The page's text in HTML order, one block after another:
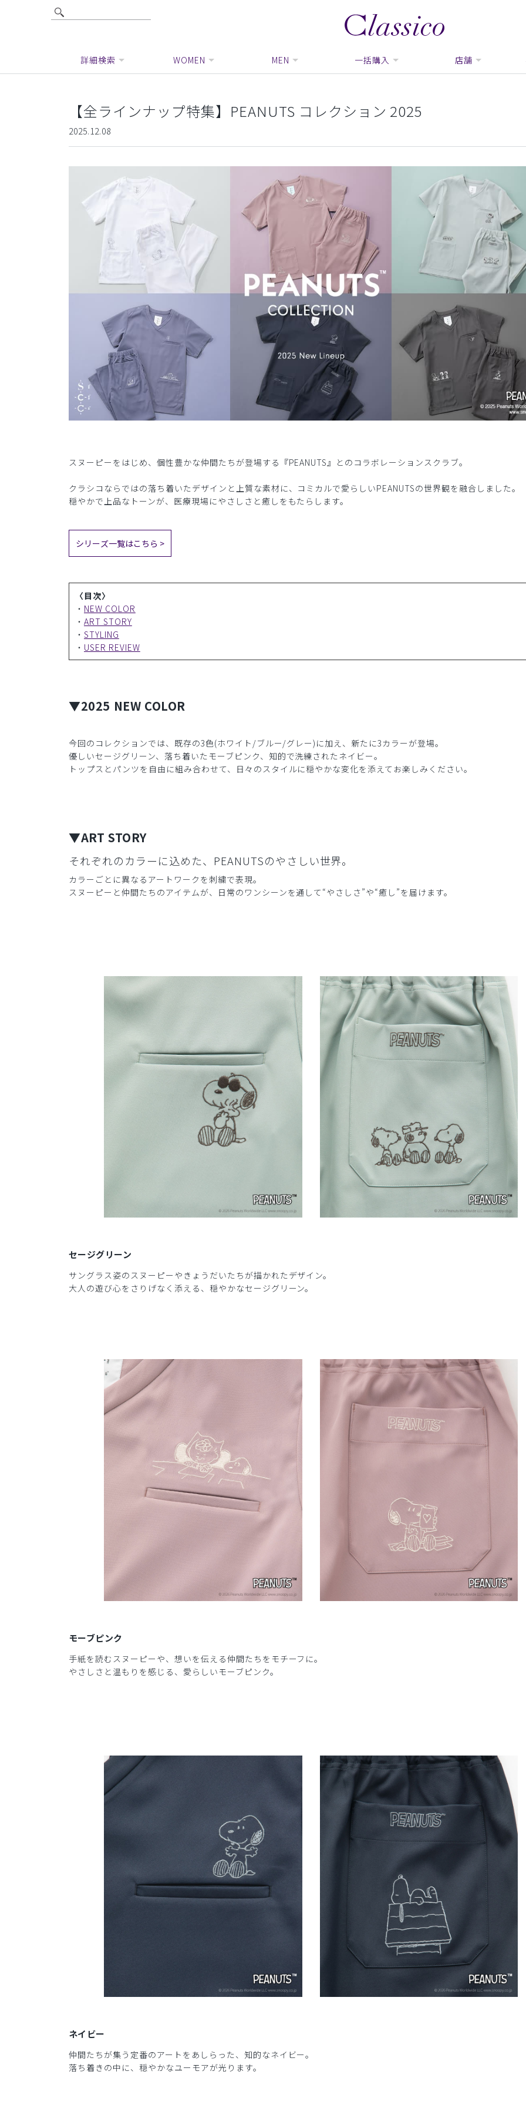
詳細検索 WOMEN MEN 一括購入 店舗
【全ラインナップ特集】PEANUTS コレクション 2025
2025.12.08
スヌーピーをはじめ、個性豊かな仲間たちが登場する『PEANUTS』とのコラボレーションスクラブ。
クラシコならではの落ち着いたデザインと上質な素材に、コミカルで愛らしいPEANUTSの世界観を融合しました。
穏やかで上品なトーンが、医療現場にやさしさと癒しをもたらします。
シリーズ一覧はこちら >
〈目次〉
・ NEW COLOR
・ ART STORY
・ STYLING
・ USER REVIEW
▼2025 NEW COLOR
今回のコレクションでは、既存の3色(ホワイト/ブルー/グレー)に加え、新たに3カラーが登場。
優しいセージグリーン、落ち着いたモーブピンク、知的で洗練されたネイビー。
トップスとパンツを自由に組み合わせて、日々のスタイルに穏やかな変化を添えてお楽しみください。
▼ART STORY
それぞれのカラーに込めた、PEANUTSのやさしい世界。
カラーごとに異なるアートワークを刺繍で表現。
スヌーピーと仲間たちのアイテムが、日常のワンシーンを通して“やさしさ”や“癒し”を届けます。
セージグリーン
サングラス姿のスヌーピーやきょうだいたちが描かれたデザイン。
大人の遊び心をさりげなく添える、穏やかなセージグリーン。
モーブピンク
手紙を読むスヌーピーや、想いを伝える仲間たちをモチーフに。
やさしさと温もりを感じる、愛らしいモーブピンク。
ネイビー
仲間たちが集う定番のアートをあしらった、知的なネイビー。
落ち着きの中に、穏やかなユーモアが光ります。